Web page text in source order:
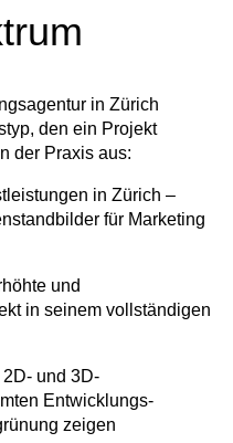
in Zürich
den ein Projekt
der Praxis aus:
in Zürich –
für Marketing
und
in seinem vollständigen
und 3D-
Entwicklungs-
zeigen